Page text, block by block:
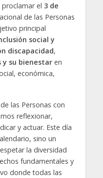
el 3 de
de las Personas
principal
social y
discapacidad,
y su bienestaren
económica,
las Personas con
reflexionar,
y actuar. Este día
sino un
la diversidad
fundamentales y
donde todas las